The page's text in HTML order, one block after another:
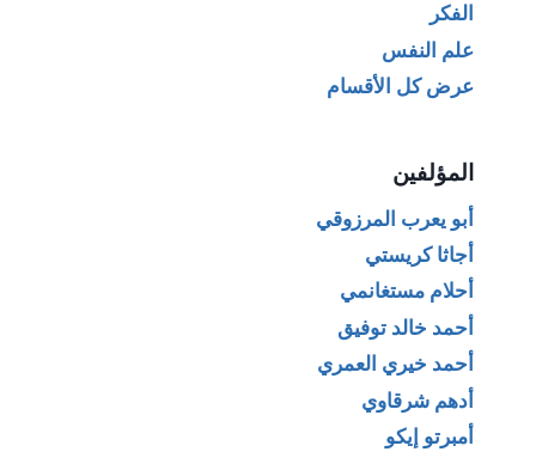
الفكر
علم النفس
عرض كل الأقسام
المؤلفين
أبو يعرب المرزوقي
أجاثا كريستي
أحلام مستغانمي
أحمد خالد توفيق
أحمد خيري العمري
أدهم شرقاوي
أمبرتو إيكو